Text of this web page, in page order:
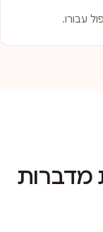
עבורו.
מדברות